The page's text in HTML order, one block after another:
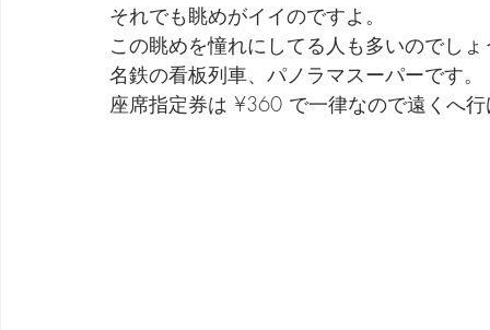
それでも眺めがイイのですよ。
この眺めを憧れにしてる人も多いのでしょ
名鉄の看板列車、パノラマスーパーです。
座席指定券は ¥360 で一律なので遠くへ